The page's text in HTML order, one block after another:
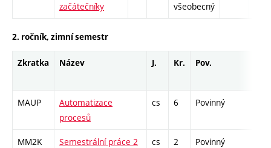
začátečníky
všeobecný
2. ročník, zimní semestr
Zkratka Název J. Kr. Pov.
MAUP
Automatizace
procesů
cs 6 Povinný
MM2K Semestrální práce 2 cs 2 Povinný